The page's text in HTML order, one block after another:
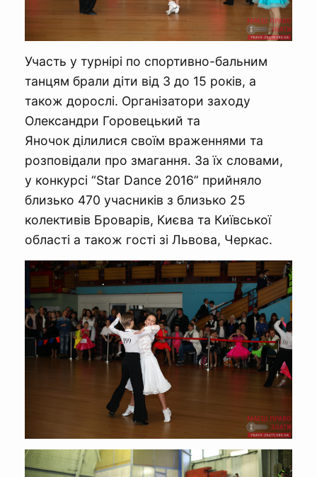
Участь у турнірі по спортивно-бальним
танцям брали діти від 3 до 15 років, а
також дорослі. Організатори заходу
Олександри Горовецький та
Яночок ділилися своїм враженнями та
розповідали про змагання. За їх словами,
у конкурсі “Star Dance 2016” прийняло
близько 470 учасників з близько 25
колективів Броварів, Києва та Київської
області а також гості зі Львова, Черкас.